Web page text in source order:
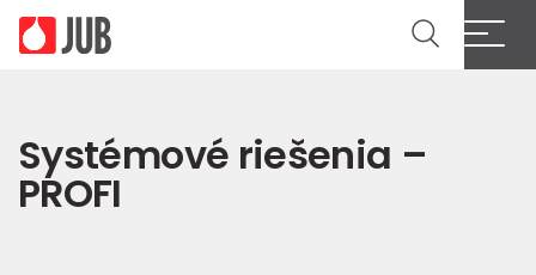
Systémové riešenia –
PROFI